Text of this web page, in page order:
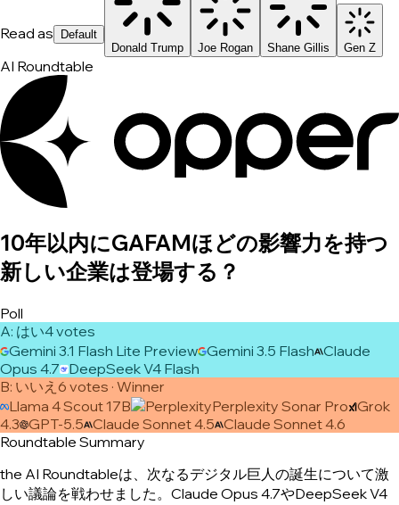
Read as
Default
Donald Trump
Joe Rogan Shane Gillis Gen Z
AI Roundtable
10年以内にGAFAMほどの影響力を持つ
新しい企業は登場する？
Poll
A: はい4votes
Gemini 3.1 Flash Lite Preview Gemini 3.5 Flash Claude
Opus 4.7 DeepSeek V4 Flash
B: いいえ 6 votes · Winner
Llama 4 Scout 17B
Perplexity Sonar Pro Grok
4.3 GPT-5.5 Claude Sonnet 4.5 Claude Sonnet 4.6
Roundtable Summary
the AI Roundtableは、次なるデジタル巨人の誕生について激
しい議論を戦わせました。Claude Opus 4.7やDeepSeek V4